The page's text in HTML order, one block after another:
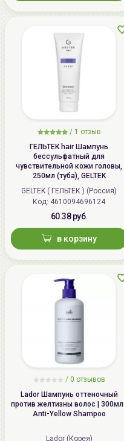
/ 1 отзыв
ГЕЛЬТЕК hair Шампунь
бессульфатный для
чувствительной кожи головы,
250мл (туба), GELTEK
GELTEK ( ГЕЛЬТЕК ) (Россия)
Код: 4610094696124
60.38 руб.
в корзину
/ 0 отзывов
Lador Шампунь оттеночный
против желтизны волос | 300мл |
Anti-Yellow Shampoo
Lador (Корея)